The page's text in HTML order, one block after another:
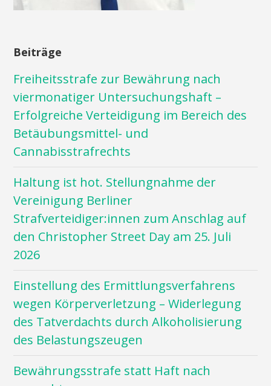
Beiträge
Freiheitsstrafe zur Bewährung nach
viermonatiger Untersuchungshaft –
Erfolgreiche Verteidigung im Bereich des
Betäubungsmittel- und
Cannabisstrafrechts
Haltung ist hot. Stellungnahme der
Vereinigung Berliner
Strafverteidiger:innen zum Anschlag auf
den Christopher Street Day am 25. Juli
2026
Einstellung des Ermittlungsverfahrens
wegen Körperverletzung – Widerlegung
des Tatverdachts durch Alkoholisierung
des Belastungszeugen
Bewährungsstrafe statt Haft nach